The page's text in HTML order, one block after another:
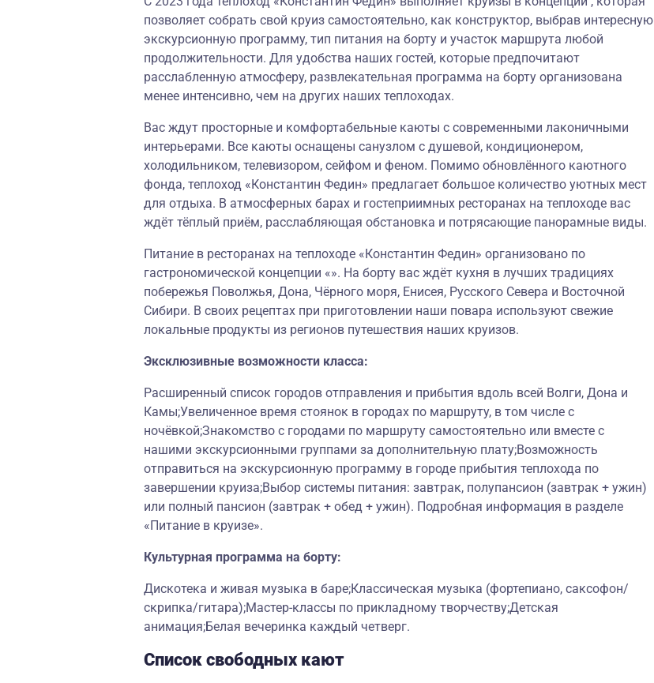
позволяет собрать свой круиз самостоятельно, как конструктор, выбрав интересную
экскурсионную программу, тип питания на борту и участок маршрута любой
продолжительности. Для удобства наших гостей, которые предпочитают
расслабленную атмосферу, развлекательная программа на борту организована
менее интенсивно, чем на других наших теплоходах.
Вас ждут просторные и комфортабельные каюты с современными лаконичными
интерьерами. Все каюты оснащены санузлом с душевой, кондиционером,
холодильником, телевизором, сейфом и феном. Помимо обновлённого каютного
фонда, теплоход «Константин Федин» предлагает большое количество уютных мест
для отдыха. В атмосферных барах и гостеприимных ресторанах на теплоходе вас
ждёт тёплый приём, расслабляющая обстановка и потрясающие панорамные виды.
Питание в ресторанах на теплоходе «Константин Федин» организовано по
гастрономической концепции «». На борту вас ждёт кухня в лучших традициях
побережья Поволжья, Дона, Чёрного моря, Енисея, Русского Севера и Восточной
Сибири. В своих рецептах при приготовлении наши повара используют свежие
локальные продукты из регионов путешествия наших круизов.
Эксклюзивные возможности класса:
Расширенный список городов отправления и прибытия вдоль всей Волги, Дона и
Камы;Увеличенное время стоянок в городах по маршруту, в том числе с
ночёвкой;Знакомство с городами по маршруту самостоятельно или вместе с
нашими экскурсионными группами за дополнительную плату;Возможность
отправиться на экскурсионную программу в городе прибытия теплохода по
завершении круиза;Выбор системы питания: завтрак, полупансион (завтрак + ужин)
или полный пансион (завтрак + обед + ужин). Подробная информация в разделе
«Питание в круизе».
Культурная программа на борту:
Дискотека и живая музыка в баре;Классическая музыка (фортепиано, саксофон/
скрипка/гитара);Мастер-классы по прикладному творчеству;Детская
анимация;Белая вечеринка каждый четверг.
Список свободных кают